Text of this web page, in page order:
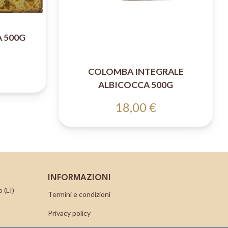
500G
COLOMBA INTEGRALE
ALBICOCCA 500G
18,00 €
(LI)
INFORMAZIONI
Termini e condizioni
Privacy policy